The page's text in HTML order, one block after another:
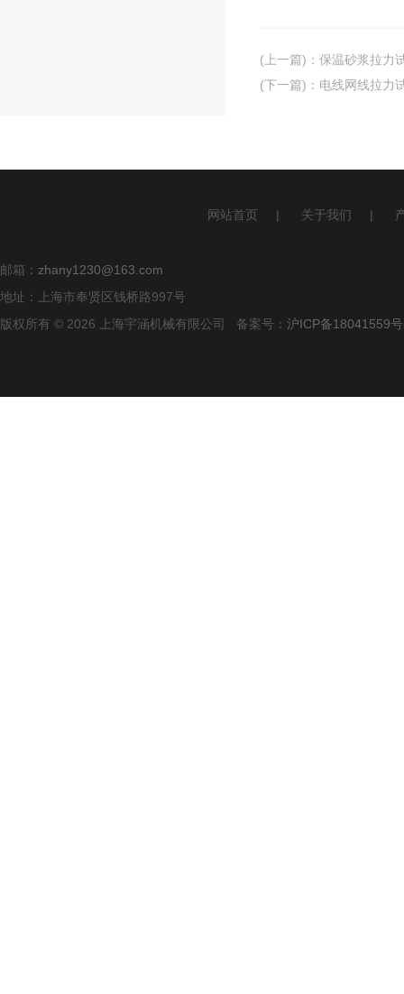
(上一篇) ： 保温砂浆拉力
(下一篇) ： 电线网线拉力
网站首页 | 关于我们 |
邮箱： zhany1230@163.com
地址：上海市奉贤区钱桥路997号
版权所有 © 2026 上海宇涵机械有限公司 备案号： 沪ICP备18041559